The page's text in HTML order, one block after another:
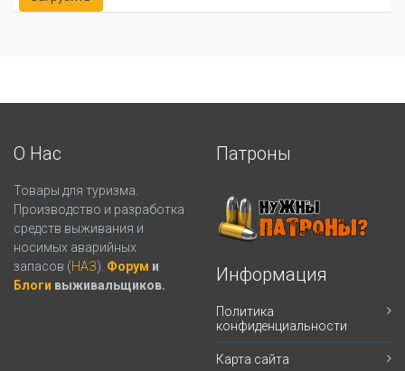
О Нас
Товары для туризма.
Производство и разработка
средств выживания и
носимых аварийных
запасов (НАЗ). Форум и
Блоги выживальщиков.
Патроны
Информация
Политика
конфиденциальности
Карта сайта